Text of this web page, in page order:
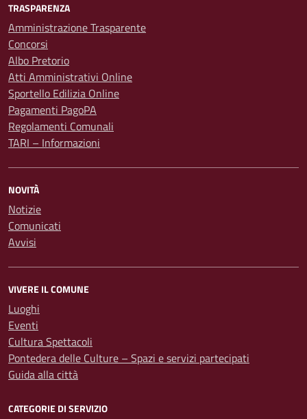
TRASPARENZA
Amministrazione Trasparente
Concorsi
Albo Pretorio
Atti Amministrativi Online
Sportello Edilizia Online
Pagamenti PagoPA
Regolamenti Comunali
TARI – Informazioni
NOVITÀ
Notizie
Comunicati
Avvisi
VIVERE IL COMUNE
Luoghi
Eventi
Cultura Spettacoli
Pontedera delle Culture – Spazi e servizi partecipati
Guida alla città
CATEGORIE DI SERVIZIO